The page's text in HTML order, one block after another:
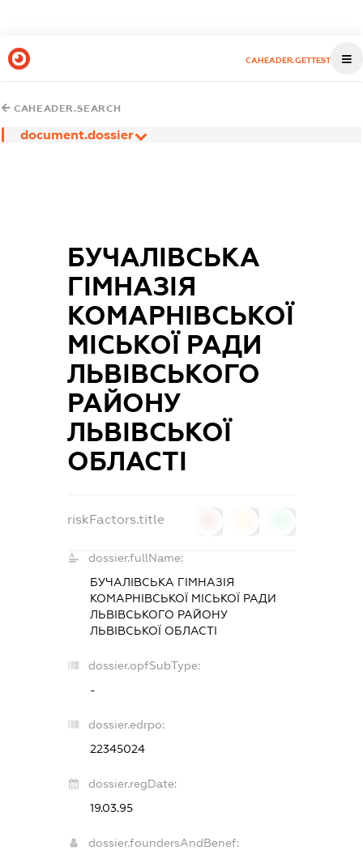
CAHEADER.GETTEST
CAHEADER.SEARCH
document.dossier
БУЧАЛІВСЬКА
ГІМНАЗІЯ
КОМАРНІВСЬКОЇ
МІСЬКОЇ РАДИ
ЛЬВІВСЬКОГО
РАЙОНУ
ЛЬВІВСЬКОЇ
ОБЛАСТІ
riskFactors.title
dossier.fullName:
БУЧАЛІВСЬКА ГІМНАЗІЯ
КОМАРНІВСЬКОЇ МІСЬКОЇ РАДИ
ЛЬВІВСЬКОГО РАЙОНУ
ЛЬВІВСЬКОЇ ОБЛАСТІ
dossier.opfSubType:
-
dossier.edrpo:
22345024
dossier.regDate:
19.03.95
dossier.foundersAndBenef: